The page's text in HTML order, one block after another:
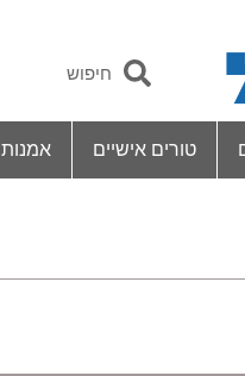
טורים אישיים אמנות